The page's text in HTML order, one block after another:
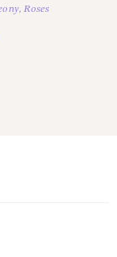
, Roses